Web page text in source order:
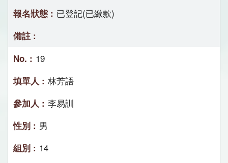
已登記(已繳款)
19
林芳語
李易訓
男
14